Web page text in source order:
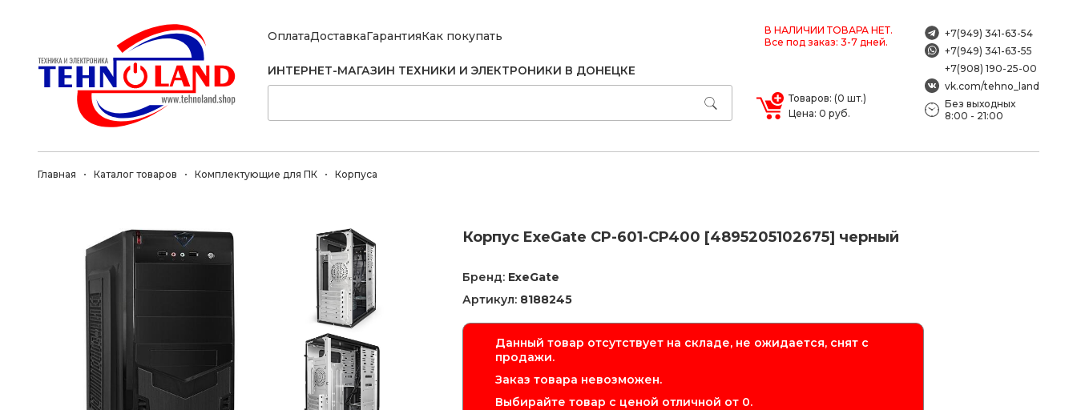
ОплатаДоставкаГарантияКак покупать
В НАЛИЧИИ ТОВАРА НЕТ.
Все под заказ: 3-7 дней.
ИНТЕРНЕТ-МАГАЗИН ТЕХНИКИ И ЭЛЕКТРОНИКИ В ДОНЕЦКЕ
Товаров: (0 шт.)
Цена: 0 руб.
+7(949) 341-63-54
+7(949) 341-63-55
+7(908) 190-25-00
vk.com/tehno_land
Без выходных
8:00 - 21:00
Главная Каталог товаров Комплектующие для ПК Корпуса
Корпус ExeGate CP-601-CP400 [4895205102675] черный
Бренд: ExeGate
Артикул: 8188245
Данный товар отсутствует на складе, не ожидается, снят с
продажи.
Заказ товара невозможен.
Выбирайте товар с ценой отличной от 0.